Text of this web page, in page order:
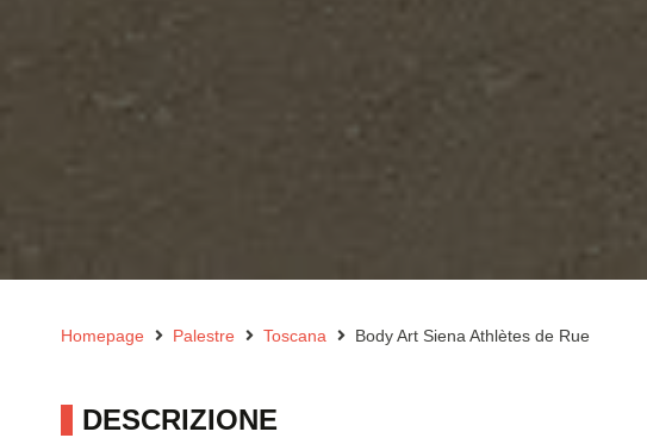
Homepage Palestre Toscana Body Art Siena Athlètes de Rue
DESCRIZIONE